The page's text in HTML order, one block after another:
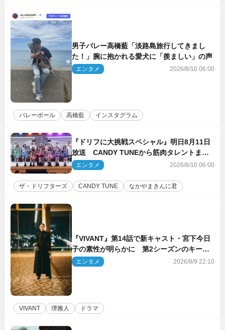
男子バレー高橋藍「淡路島旅行してきまし
た！」腕に抱かれる愛犬に「羨ましい」の声
エンタメ 2026/8/10 06:00
バレーボール 高橋藍 インスタグラム
『ドリフに大挑戦スペシャル』明日8月11日
放送 CANDY TUNEから筋肉タレントまで
大集合
エンタメ 2026/8/10 06:00
ザ・ドリフターズ CANDY TUNE なかやまきんに君
『VIVANT』第14話で新キャスト・宮下今日
子の素性が明らかに 第2シーズンのキーパ
ーソンの1人
エンタメ 2026/8/9 22:10
VIVANT 堺雅人 ドラマ